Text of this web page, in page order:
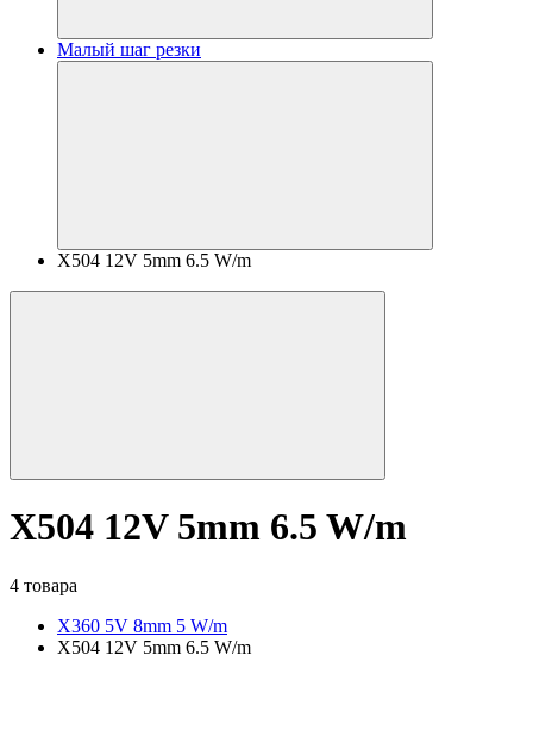
Малый шаг резки
X504 12V 5mm 6.5 W/m
X504 12V 5mm 6.5 W/m
4 товара
X360 5V 8mm 5 W/m
X504 12V 5mm 6.5 W/m